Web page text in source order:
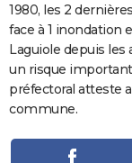
COPAINS D'AVANT
S'inscrire
Se connecter
Lycées
Collèges
Primaires
Universités
Entreprises
Service militaire
Avis de recherche
AVIS DE DÉCÈS
1980, les 2
face à 1 inondation
Laguiole depuis les
un risque
préfectoral atteste
commune.